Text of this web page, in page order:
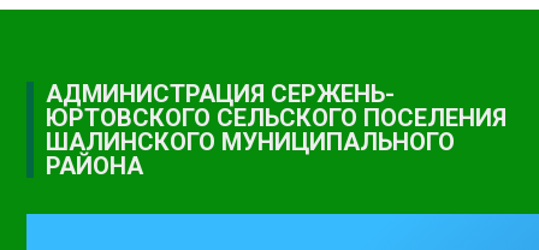
АДМИНИСТРАЦИЯ СЕРЖЕНЬ-
ЮРТОВСКОГО СЕЛЬСКОГО ПОСЕЛЕНИЯ
ШАЛИНСКОГО МУНИЦИПАЛЬНОГО
РАЙОНА